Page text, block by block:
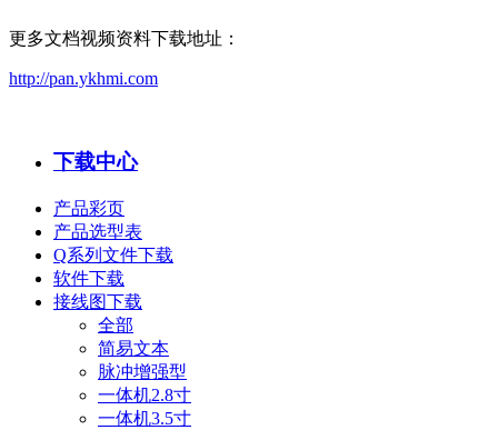
更多文档视频资料下载地址：
http://pan.ykhmi.com
下载中心
产品彩页
产品选型表
Q系列文件下载
软件下载
接线图下载
全部
简易文本
脉冲增强型
一体机2.8寸
一体机3.5寸